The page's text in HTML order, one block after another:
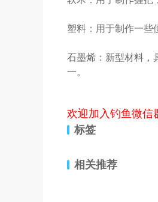
塑料：用于制作一些
石墨烯：新型材料，
一。
欢迎加入钓鱼微信
标签
相关推荐